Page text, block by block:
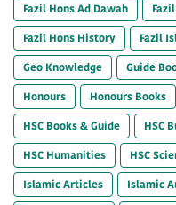
Fazil Hons Ad Dawah
Fazil Hons History
Fazil
Geo Knowledge
Guide
Honours
Honours Books
HSC Books & Guide
HSC
HSC Humanities
HSC
Islamic Articles
Islamic